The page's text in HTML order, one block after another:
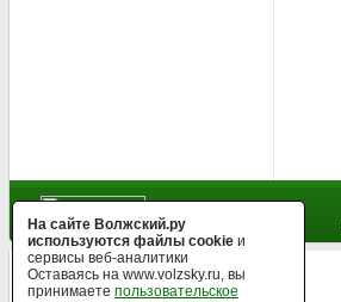
На сайте Волжский.ру
используются файлы cookie и
сервисы веб-аналитики
Оставаясь на www.volzsky.ru, вы
принимаете пользовательское